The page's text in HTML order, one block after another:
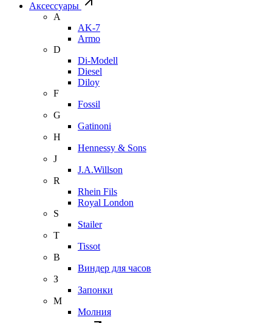
Аксессуары
A
AK-7
Armo
D
Di-Modell
Diesel
Diloy
F
Fossil
G
Gatinoni
H
Hennessy & Sons
J
J.A.Willson
R
Rhein Fils
Royal London
S
Stailer
T
Tissot
В
Виндер для часов
З
Запонки
М
Молния